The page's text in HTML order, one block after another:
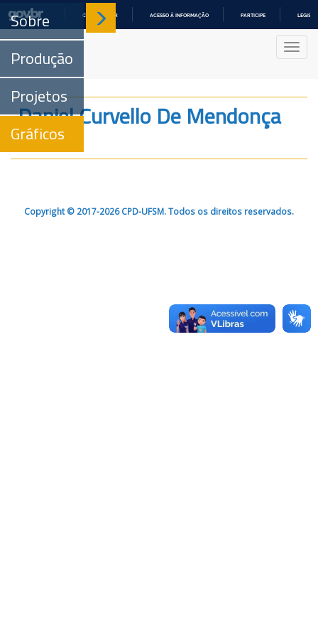
COMUNICA BR ACESSO À INFORMAÇÃO PARTICIPE
Sobre
Produção
Projetos
Gráficos
Daniel Curvello De Mendonça
Müller
Copyright © 2017-2026 CPD-UFSM. Todos os direitos reservados.